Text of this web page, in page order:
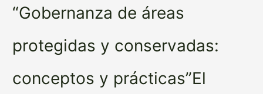
“Gobernanza de áreas
protegidas y conservadas:
conceptos y prácticas”El